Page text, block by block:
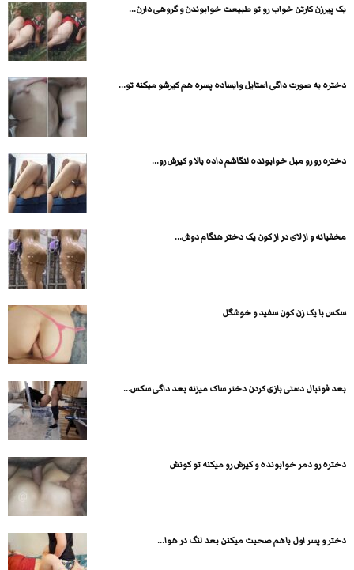
یک پیرزن کارتن خواب رو تو طبیعت خوابوندن و گروهی دارن...
دختره به صورت داگی استایل وایساده پسره هم کیرشو میکنه تو...
دختره رو رو مبل خوابونده لنگاشم داده بالا و کیرش رو...
مخفیانه و از لای در از کون یک دختر هنگام دوش...
سکس با یک زن کون سفید و خوشگل
بعد فوتبال دستی بازی کردن دختر ساک میزنه بعد داگی سکس...
دختره رو دمر خوابونده و کیرش رو میکنه تو کونش
دختر و پسر اول باهم صحبت میکنن بعد لنگ در هوا...